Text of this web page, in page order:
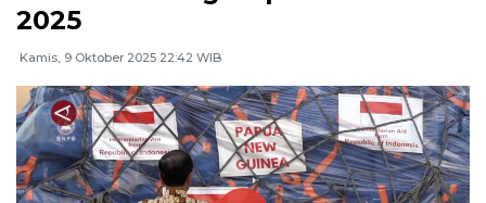
2025
Kamis, 9 Oktober 2025 22:42 WIB